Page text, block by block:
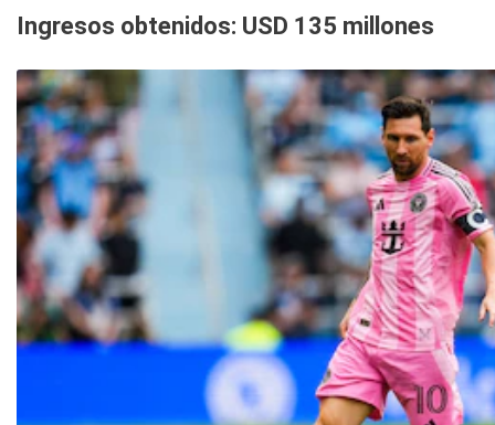
Ingresos obtenidos: USD 135 millones